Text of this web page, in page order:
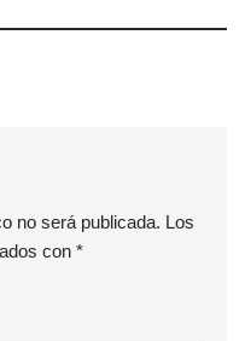
no será publicada. Los
con *